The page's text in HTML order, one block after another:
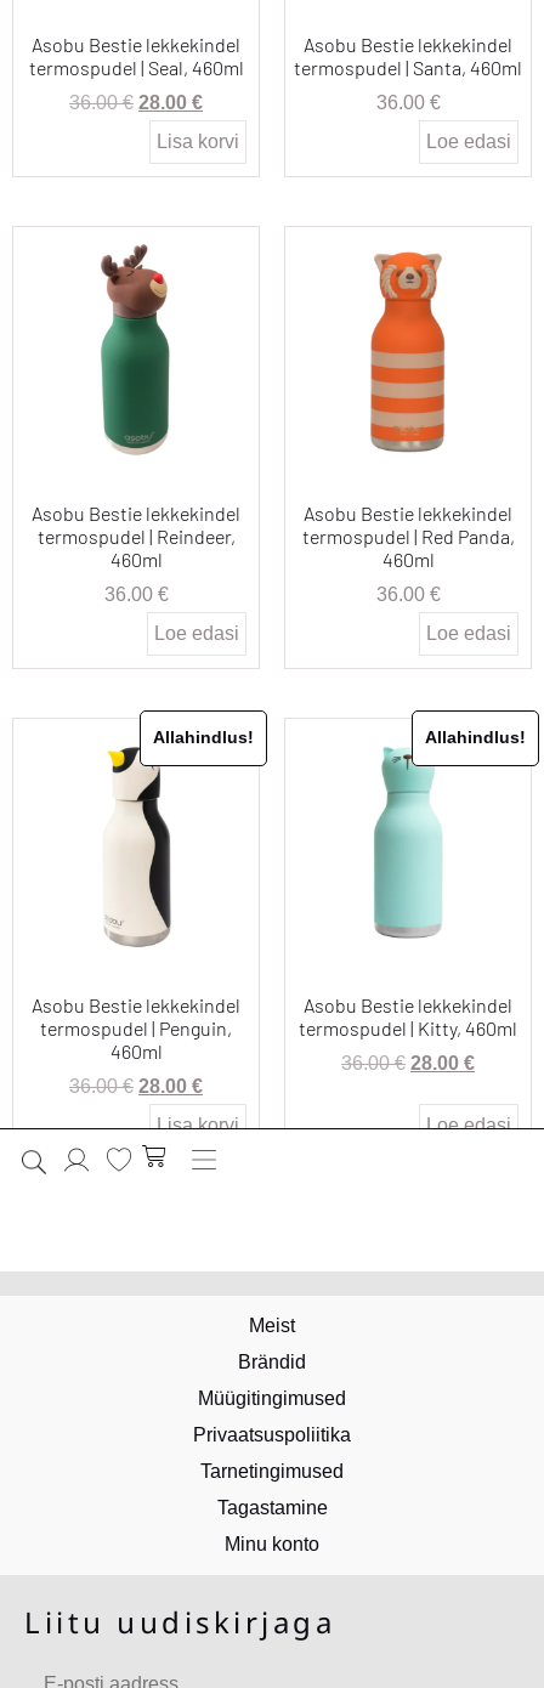
Asobu Bestie lekkekindel
termospudel | Seal, 460ml
36.00€ 28.00 €
Lisa korvi
Asobu Bestie lekkekindel
termospudel | Santa, 460ml
36.00 €
Loe edasi
Asobu Bestie lekkekindel
termospudel | Reindeer,
460ml
36.00 €
Loe edasi
Asobu Bestie lekkekindel
termospudel | Red Panda,
460ml
36.00 €
Loe edasi
Allahindlus!
Asobu Bestie lekkekindel
termospudel | Penguin,
460ml
36.00€ 28.00 €
Lisa korvi
Allahindlus!
Asobu Bestie lekkekindel
termospudel | Kitty, 460ml
36.00€ 28.00 €
Loe edasi
Meist
Brändid
Müügitingimused
Privaatsuspoliitika
Tarnetingimused
Tagastamine
Minu konto
Liitu uudiskirjaga